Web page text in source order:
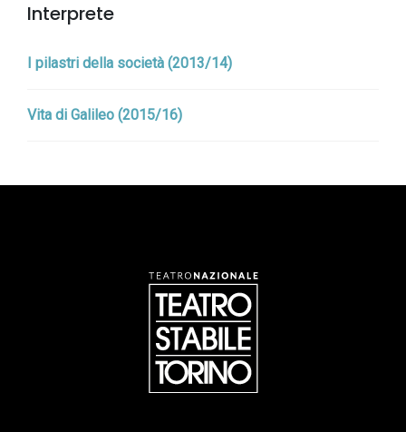
Interprete
I pilastri della società (2013/14)
Vita di Galileo (2015/16)